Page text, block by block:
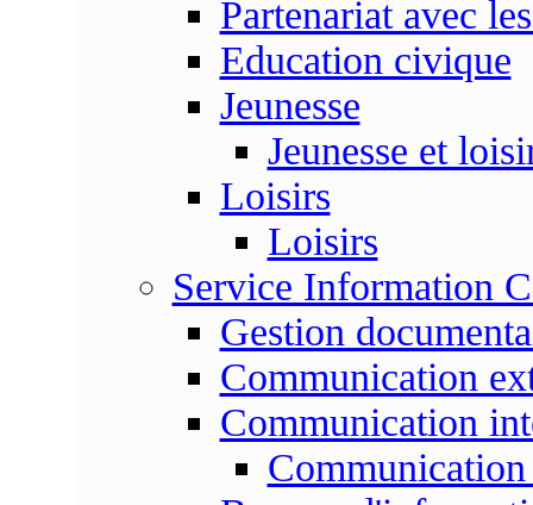
Partenariat avec
Education civique
Jeunesse
Jeunesse et
Loisirs
Loisirs
Service Information
Gestion
Communication
Communication
Communication